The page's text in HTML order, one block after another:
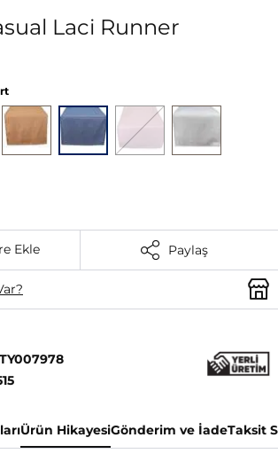
Laci Runner
Ekle Paylaş
Ürün HikayesiGönderim ve İadeTaksit